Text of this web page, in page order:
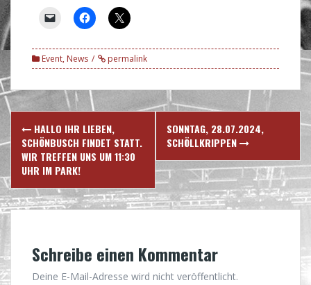
Event, News permalink
Post
navigation
HALLO IHR LIEBEN,
SCHÖNBUSCH FINDET STATT.
WIR TREFFEN UNS UM 11:30
UHR IM PARK!
SONNTAG, 28.07.2024,
SCHÖLLKRIPPEN
Schreibe einen Kommentar
Deine E-Mail-Adresse wird nicht veröffentlicht.